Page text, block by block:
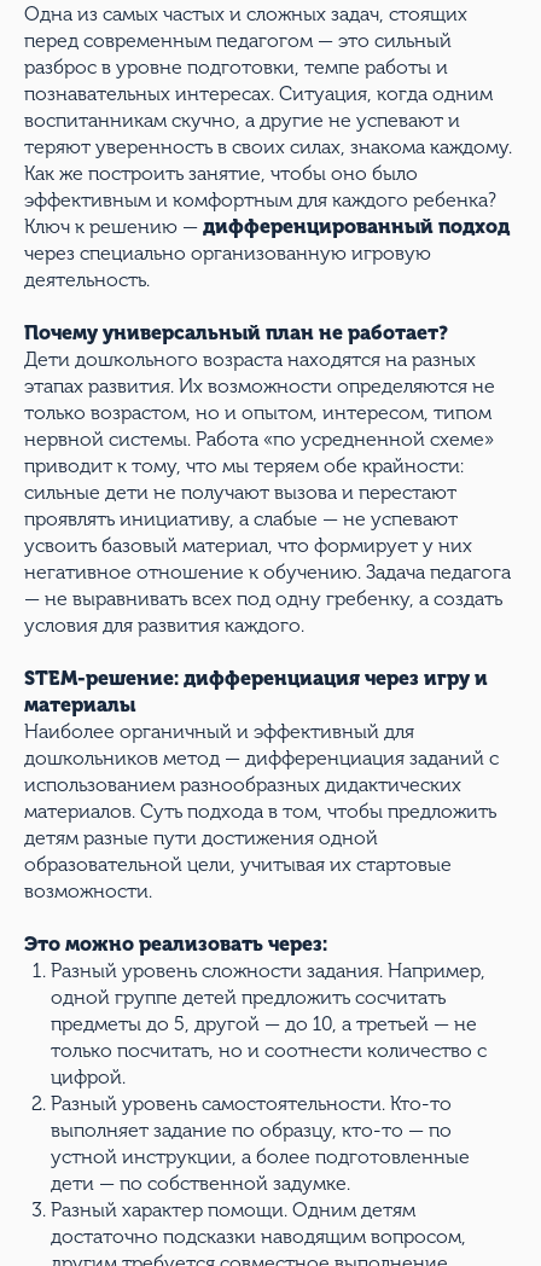
Одна из самых частых и сложных задач, стоящих
перед современным педагогом — это сильный
разброс в уровне подготовки, темпе работы и
познавательных интересах. Ситуация, когда одним
воспитанникам скучно, а другие не успевают и
теряют уверенность в своих силах, знакома каждому.
Как же построить занятие, чтобы оно было
эффективным и комфортным для каждого ребенка?
Ключ к решению — дифференцированный подход
через специально организованную игровую
деятельность.
Почему универсальный план не работает?
Дети дошкольного возраста находятся на разных
этапах развития. Их возможности определяются не
только возрастом, но и опытом, интересом, типом
нервной системы. Работа «по усредненной схеме»
приводит к тому, что мы теряем обе крайности:
сильные дети не получают вызова и перестают
проявлять инициативу, а слабые — не успевают
усвоить базовый материал, что формирует у них
негативное отношение к обучению. Задача педагога
— не выравнивать всех под одну гребенку, а создать
условия для развития каждого.
STEM-решение: дифференциация через игру и
материалы
Наиболее органичный и эффективный для
дошкольников метод — дифференциация заданий с
использованием разнообразных дидактических
материалов. Суть подхода в том, чтобы предложить
детям разные пути достижения одной
образовательной цели, учитывая их стартовые
возможности.
Это можно реализовать через:
Разный уровень сложности задания. Например,
одной группе детей предложить сосчитать
предметы до 5, другой — до 10, а третьей — не
только посчитать, но и соотнести количество с
цифрой.
Разный уровень самостоятельности. Кто-то
выполняет задание по образцу, кто-то — по
устной инструкции, а более подготовленные
дети — по собственной задумке.
Разный характер помощи. Одним детям
достаточно подсказки наводящим вопросом,